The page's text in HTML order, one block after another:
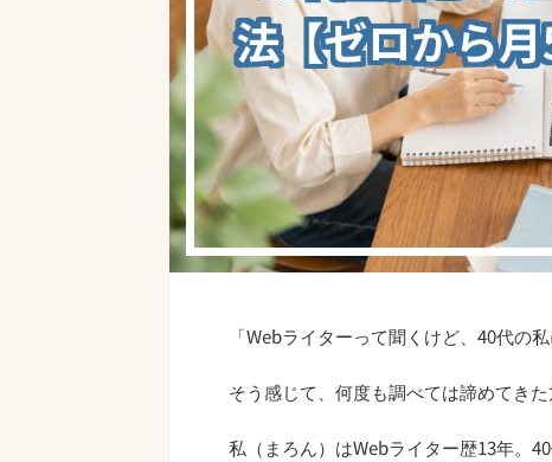
「Webライターって聞くけど、40代の
そう感じて、何度も調べては諦めてきた
私（まろん）はWebライター歴13年。